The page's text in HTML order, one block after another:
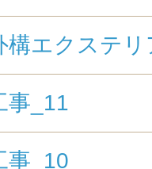
エクステリ
事_11
事_10